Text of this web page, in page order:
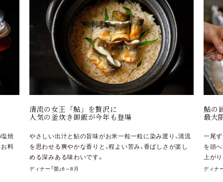
清流
し
鮎の旨味を
最大限に引き出す
一尾ずつ丁寧に焼き上げる鮎の塩焼きは、身から溢れる脂
を頭へ滴るように傾けて焼くことでふっくら香ばしく仕
上がります。
ディナー「螢」6～8月
五山
夏の
大文
き、
理に
ランチ